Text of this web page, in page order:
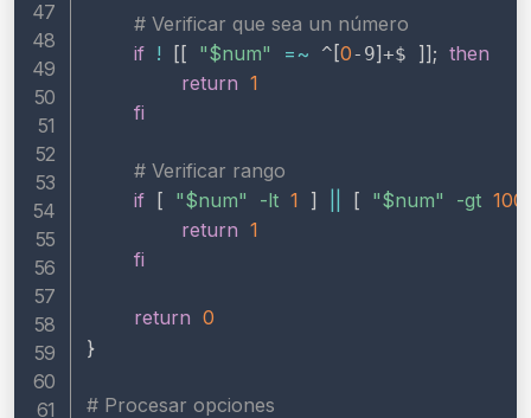
# Verificar que sea un número
if ! [ [ "$num" =~ ^ [0-9]+$ ] ] ; then
return 1
fi
# Verificar rango
if
[ "$num" -lt 1 ] [ "$num" -gt 100
return 1
fi
return 0
}
# Procesar opciones